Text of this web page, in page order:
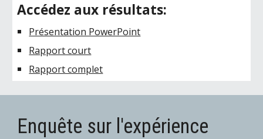
Accédez aux résultats:
Présentation PowerPoint
Rapport court
Rapport complet
Enquête sur l'expérience